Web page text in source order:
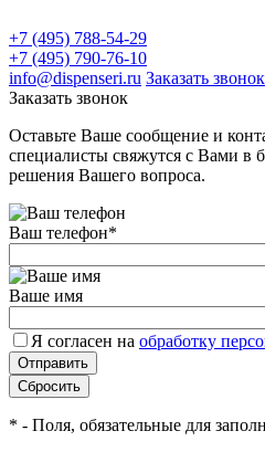
+7 (495) 788-54-29
+7 (495) 790-76-10
info@dispenseri.ru Заказать звонок
Заказать звонок
Оставьте Ваше сообщение и
специалисты свяжутся с Вами в
решения Вашего вопроса.
Ваш телефон*
Ваше имя
Я согласен на обработку
* - Поля, обязательные для